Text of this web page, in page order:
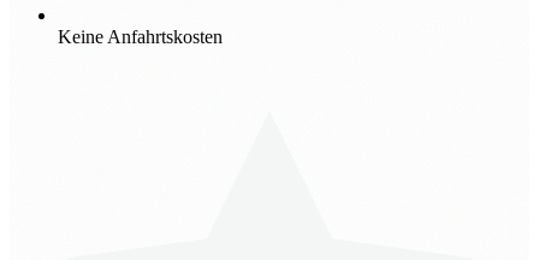
Keine Anfahrtskosten